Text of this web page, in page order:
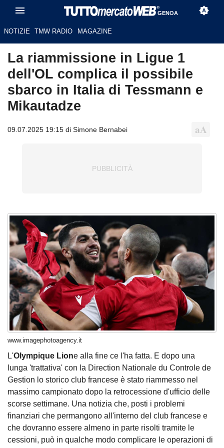
GENOA
NOTIZIE TMW RADIO MAGAZINE
La riammissione in Ligue 1
dell'OL complica il possibile
sbarco in Italia di Tessmann e
Mikautadze
09.07.2025 19:15 di Simone Bernabei
www.imagephotoagency.it
L'Olympique Lione alla fine ce l'ha fatta. E dopo una
lunga 'trattativa' con la Direction Nationale du Controle de
Gestion lo storico club francese è stato riammesso nel
massimo campionato dopo la retrocessione d'ufficio delle
scorse settimane. Una notizia che, posti i problemi
finanziari che permangono all'interno del club francese e
che dovranno essere almeno in parte risolti tramite le
cessioni, può in qualche modo complicare le operazioni di